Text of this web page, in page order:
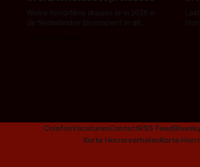
Welke horrorfilms draaien er in 2026 in
de Nederlandse bioscopen? In dit
ColofonVacaturesContactRSS Feed
Korte HorrorverhalenKorte